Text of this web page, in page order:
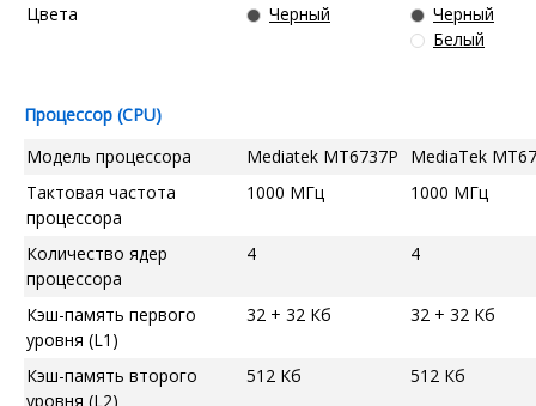
Цвета Черный
Черный
Белый
Процессор (CPU)
Модель процессора
Mediatek MT6737P
MediaTek
Тактовая частота
процессора
1000 МГц 1000 МГц
Количество ядер
процессора
4 4
Кэш-память первого
уровня (L1)
32 + 32 Кб 32 + 32 Кб
Кэш-память второго
уровня (L2)
512 Кб 512 Кб